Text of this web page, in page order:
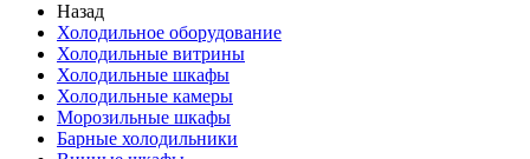
Назад
Холодильное оборудование
Холодильные витрины
Холодильные шкафы
Холодильные камеры
Морозильные шкафы
Барные холодильники